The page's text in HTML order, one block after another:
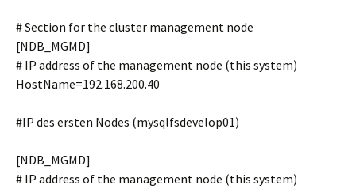
# Section for the cluster management node
[NDB_MGMD]
# IP address of the management node (this system)
HostName=192.168.200.40
#IP des ersten Nodes (mysqlfsdevelop01)
[NDB_MGMD]
# IP address of the management node (this system)